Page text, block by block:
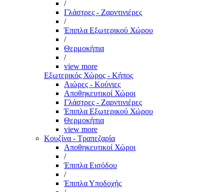
/
Γλάστρες - Ζαρντινιέρες
/
Έπιπλα Εξωτερικού Χώρου
/
Θερμοκήπια
/
view more
Εξωτερικός Χώρος - Κήπος
Αιώρες - Κούνιες
Αποθηκευτικοί Χώροι
Γλάστρες - Ζαρντινιέρες
Έπιπλα Εξωτερικού Χώρου
Θερμοκήπια
view more
Κουζίνα - Τραπεζαρία
Αποθηκευτικοί Χώροι
/
Έπιπλα Εισόδου
/
Έπιπλα Υποδοχής